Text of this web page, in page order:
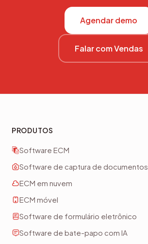
Agendar demo
Falar com Vendas
PRODUTOS
Software ECM
Software de captura de documentos
ECM em nuvem
ECM móvel
Software de formulário eletrônico
Software de bate-papo com IA